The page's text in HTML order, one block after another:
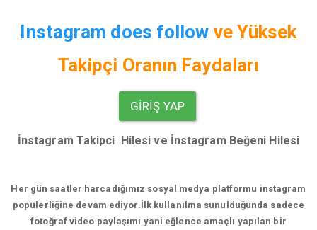
Instagram does follow ve Yüksek
Takipçi Oranın Faydaları
GIRIŞ YAP
İnstagram Takipci Hilesi ve İnstagram Beğeni Hilesi
Her gün saatler harcadığımız sosyal medya platformu instagram
popülerliğine devam ediyor.İlk kullanılma sunulduğunda sadece
fotoğraf video paylaşımı yani eğlence amaçlı yapılan bir